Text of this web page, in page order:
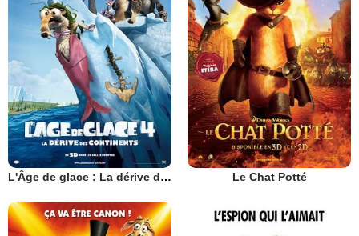
L'Âge de glace : La dérive des continents Le Chat Potté